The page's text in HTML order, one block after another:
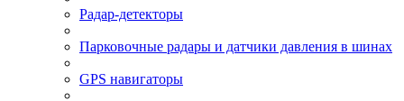
Радар-детекторы
Парковочные радары и датчики давления в шинах
GPS навигаторы